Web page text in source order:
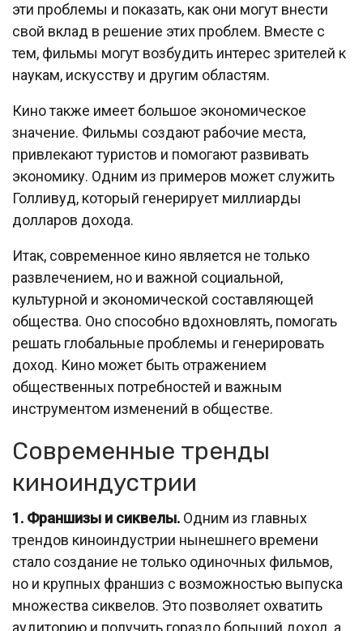
эти проблемы и показать, как они могут внести
свой вклад в решение этих проблем. Вместе с
тем, фильмы могут возбудить интерес зрителей к
наукам, искусству и другим областям.
Кино также имеет большое экономическое
значение. Фильмы создают рабочие места,
привлекают туристов и помогают развивать
экономику. Одним из примеров может служить
Голливуд, который генерирует миллиарды
долларов дохода.
Итак, современное кино является не только
развлечением, но и важной социальной,
культурной и экономической составляющей
общества. Оно способно вдохновлять, помогать
решать глобальные проблемы и генерировать
доход. Кино может быть отражением
общественных потребностей и важным
инструментом изменений в обществе.
Современные тренды
киноиндустрии
1. Франшизы и сиквелы. Одним из главных
трендов киноиндустрии нынешнего времени
стало создание не только одиночных фильмов,
но и крупных франшиз с возможностью выпуска
множества сиквелов. Это позволяет охватить
аудиторию и получить гораздо больший доход, а